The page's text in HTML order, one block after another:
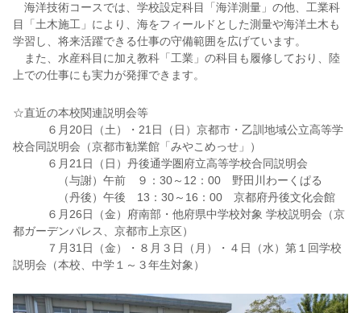
海洋技術コースでは、学校設定科目「海洋測量」の他、工業科
目「土木施工」により、海をフィールドとした測量や海洋土木も
学習し、将来活躍できる仕事の守備範囲を広げています。
また、水産科目に加え教科「工業」の科目も履修しており、陸
上での仕事にも実力が発揮できます。
☆直近の本校関連説明会等
６月20日（土）・21日（日）京都市・乙訓地域公立高等学
校合同説明会（京都市勧業館「みやこめっせ」）
６月21日（日）丹後通学圏府立高等学校合同説明会
（与謝）午前 ９：30～12：00 野田川わーくぱる
（丹後）午後 13：30～16：00 京都府丹後文化会館
６月26日（金）府南部・他府県中学校対象 学校説明会（京
都ガーデンパレス、京都市上京区）
７月31日（金）・８月３日（月）・４日（水）第１回学校
説明会（本校、中学１～３年生対象）